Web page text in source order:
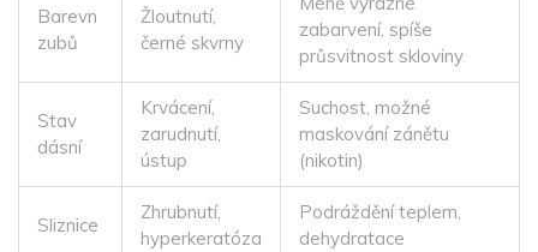
Barevn
zubů
Žloutnutí,
černé skvrny
zabarvení, spíše
průsvitnost skloviny
Stav
dásní
Krvácení,
zarudnutí,
ústup
Suchost, možné
maskování zánětu
(nikotin)
Sliznice
Zhrubnutí,
hyperkeratóza
Podráždění teplem,
dehydratace